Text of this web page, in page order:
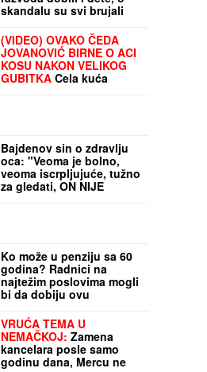
Zbog pevačice je ostavio
ženu i dvoje dece: Nakon
razvoda dobili i dete, o
skandalu su svi brujali
GUBITKACela kuća
miriše na njegova
omiljena jela: "On živi od
ljubavi"